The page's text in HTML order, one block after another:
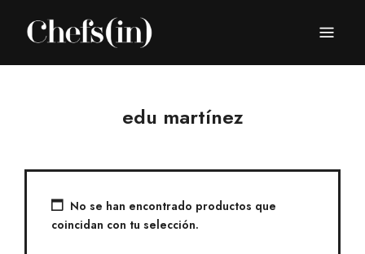
CHEFS(IN)
edu martínez
No se han encontrado productos que
coincidan con tu selección.